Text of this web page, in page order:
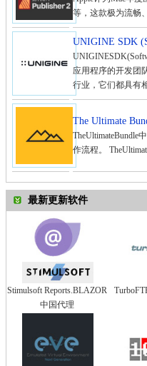
等，这款极为流畅
UNIGINE SDK
应用程序的开发团
行业，它们都具有
The Ultimate
TheUltimateBundle
作流程。
最新更新软件
Stimulsoft Reports.BLAZOR
中国代理